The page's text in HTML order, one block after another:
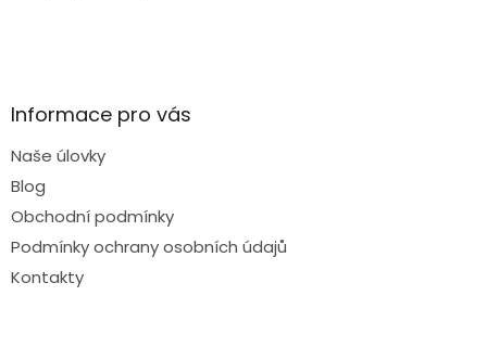
Informace pro vás
Naše úlovky
Blog
Obchodní podmínky
Podmínky ochrany osobních údajů
Kontakty